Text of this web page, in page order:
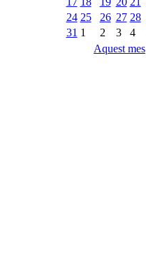
24 25 26 27 28
31 1 2 3 4
Aquest mes